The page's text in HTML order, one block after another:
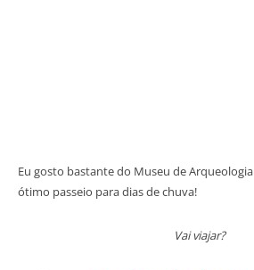
Eu gosto bastante do Museu de
ótimo passeio para dias de chuva!
Vai viajar?